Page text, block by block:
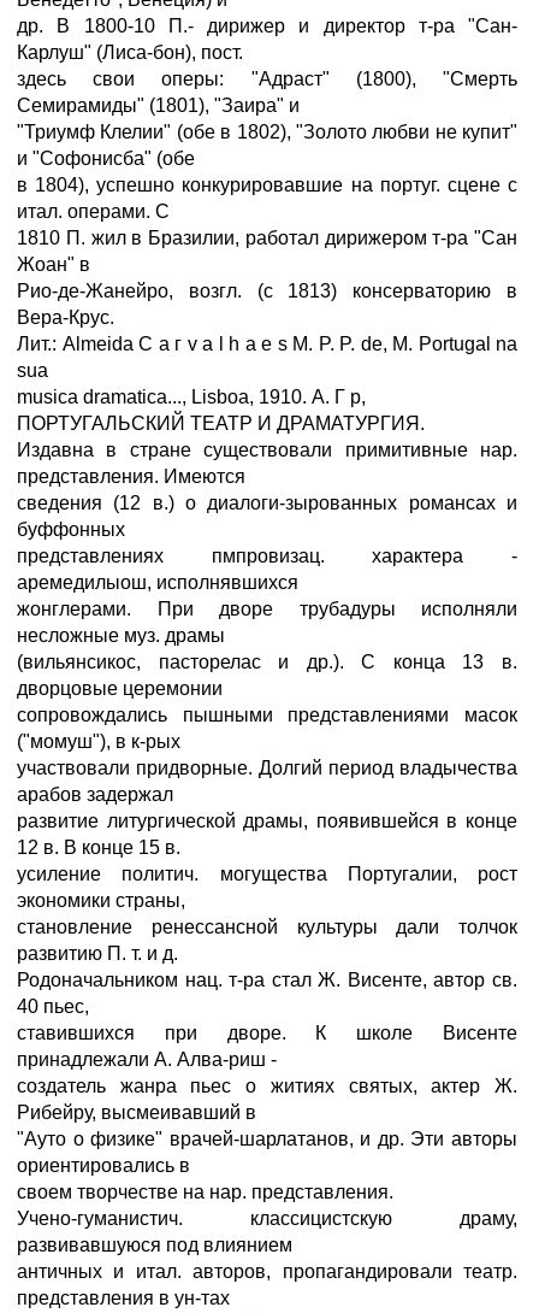
др. В 1800-10 П.- дирижер и директор т-ра "Сан-
Карлуш" (Лиса-бон), пост.
здесь свои оперы: "Адраст" (1800), "Смерть
Семирамиды" (1801), "Заира" и
"Триумф Клелии" (обе в 1802), "Золото любви не купит"
и "Софонисба" (обе
в 1804), успешно конкурировавшие на португ. сцене с
итал. операми. С
1810 П. жил в Бразилии, работал дирижером т-ра "Сан
Жоан" в
Рио-де-Жанейро, возгл. (с 1813) консерваторию в
Вера-Крус.
Лит.: Almeida С а г v a l h a e s M. P. P. de, M. Portugal na
sua
musica dramatica..., Lisboa, 1910. А. Г p,
ПОРТУГАЛЬСКИЙ ТЕАТР И ДРАМАТУРГИЯ.
Издавна в стране существовали примитивные нар.
представления. Имеются
сведения (12 в.) о диалоги-зырованных романсах и
буффонных
представлениях пмпровизац. характера -
аремедилыош, исполнявшихся
жонглерами. При дворе трубадуры исполняли
несложные муз. драмы
(вильянсикос, пасторелас и др.). С конца 13 в.
дворцовые церемонии
сопровождались пышными представлениями масок
("момуш"), в к-рых
участвовали придворные. Долгий период владычества
арабов задержал
развитие литургической драмы, появившейся в конце
12 в. В конце 15 в.
усиление политич. могущества Португалии, рост
экономики страны,
становление ренессансной культуры дали толчок
развитию П. т. и д.
Родоначальником нац. т-ра стал Ж. Висенте, автор св.
40 пьес,
ставившихся при дворе. К школе Висенте
принадлежали А. Алва-риш -
создатель жанра пьес о житиях святых, актер Ж.
Рибейру, высмеивавший в
"Ауто о физике" врачей-шарлатанов, и др. Эти авторы
ориентировались в
своем творчестве на нар. представления.
Учено-гуманистич. классицистскую драму,
развивавшуюся под влиянием
античных и итал. авторов, пропагандировали театр.
представления в ун-тах